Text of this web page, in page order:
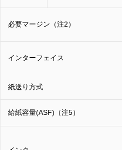
必要マージン（注2）
インターフェイス
紙送り方式
給紙容量(ASF)（注5）